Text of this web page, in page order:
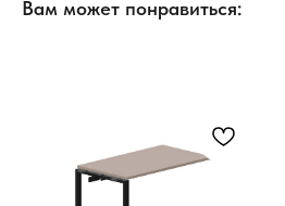
Вам может понравиться: